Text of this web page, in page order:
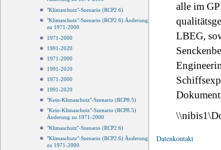
"Klimaschutz"-Szenario (RCP2.6)
"Klimaschutz"-Szenario (RCP2.6) Änderung
zu 1971-2000
1971-2000
1991-2020
1971-2000
1991-2020
1971-2000
1991-2020
"Kein-Klimaschutz"-Szenario (RCP8.5)
"Kein-Klimaschutz"-Szenario (RCP8.5)
Änderung zu 1971-2000
"Klimaschutz"-Szenario (RCP2.6)
"Klimaschutz"-Szenario (RCP2.6) Änderung
zu 1971-2000
alle im
LBEG,
Datenkontakt